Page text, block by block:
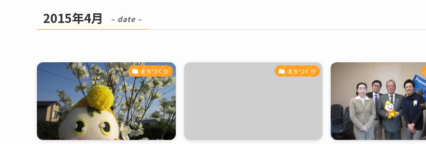
2015年4月 – date –
まちづくり まちづくり